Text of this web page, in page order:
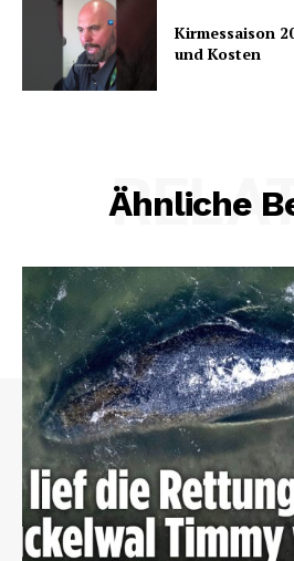
Kirmessaison
und Kosten
Ähnliche